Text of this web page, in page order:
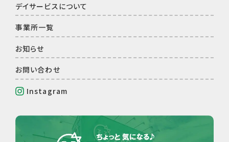
デイサービスについて
事業所⼀覧
お知らせ
お問い合わせ
Instagram